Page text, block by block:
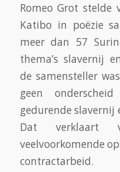
Romeo Grot stelde
Katibo in poëzie
meer dan 57
thema’s slavernij
de samensteller
geen
gedurende slavernij
Dat verklaart
veelvoorkomende
contractarbeid.